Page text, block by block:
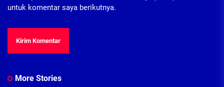
untuk komentar saya berikutnya.
More Stories